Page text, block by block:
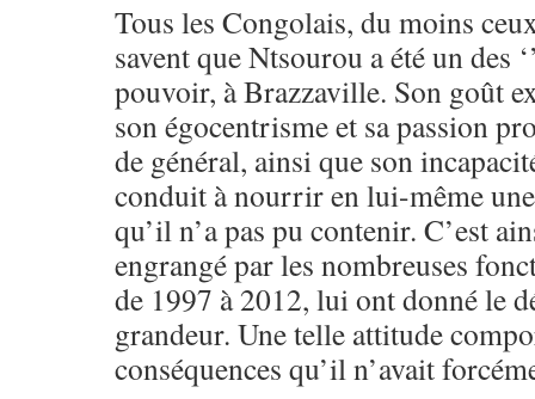
Tous les Congolais, du moins
savent que Ntsourou a été un des
pouvoir, à Brazzaville. Son goût
son égocentrisme et sa passion
de général, ainsi que son
conduit à nourrir en lui-même
qu’il n’a pas pu contenir. C’est
engrangé par les nombreuses
de 1997 à 2012, lui ont donné le
grandeur. Une telle attitude
conséquences qu’il n’avait